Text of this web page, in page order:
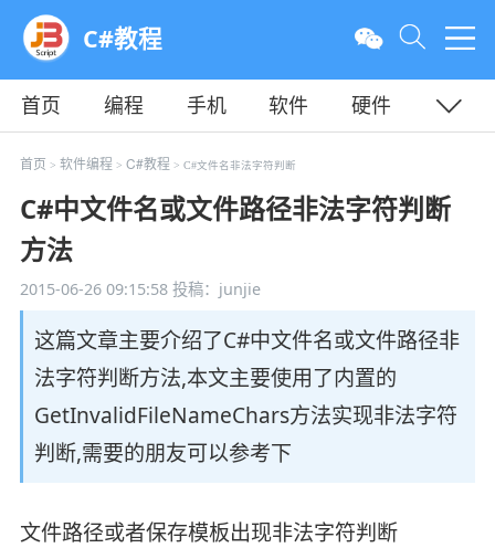
C#教程
首页 编程 手机 软件
硬件
教程
平面 服务器
首页 > 软件编程 > C#教程 > C#文件名非法字符判断
C#中文件名或文件路径非法字符判断
方法
2015-06-26 09:15:58投稿：junjie
这篇文章主要介绍了C#中文件名或文件路径非
法字符判断方法,本文主要使用了内置的
GetInvalidFileNameChars方法实现非法字符
判断,需要的朋友可以参考下
文件路径或者保存模板出现非法字符判断